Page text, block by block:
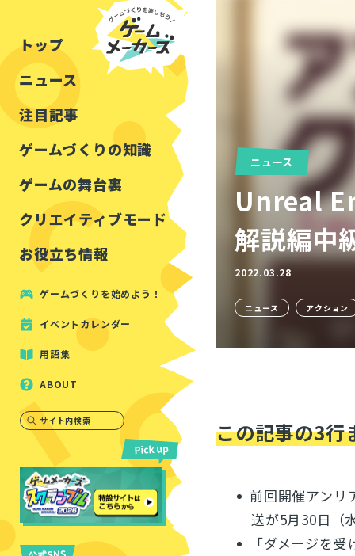
トップ
ニュース
注目記事
ゲームづくりの知識
ルールをつくる
しくみをつくる
見た目を良くする
ゲームの舞台裏
講演レポート
クリエイティブモード
マインクラフト
お役立ち情報
イベントレポート
注目・定番の〇〇
アセットレビュー
ツール紹介
周辺機器・ハードウ
ゲームづくりを始めよう！
イベントカレンダー
用語集
ABOUT
サイト内検索
ニュース
Unreal
解説編中
2022.03.28
ニュース アクション
この記事の3行
前回開催アンリ
送が5月30日（
「ダメージを